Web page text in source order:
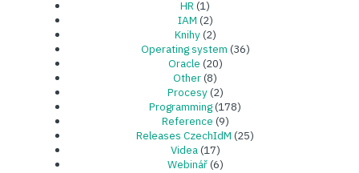
HR (1)
IAM (2)
Knihy(2)
Operating system (36)
Oracle (20)
Other(8)
Procesy(2)
Programming(178)
Reference (9)
Releases CzechIdM (25)
Videa(17)
Webinář(6)